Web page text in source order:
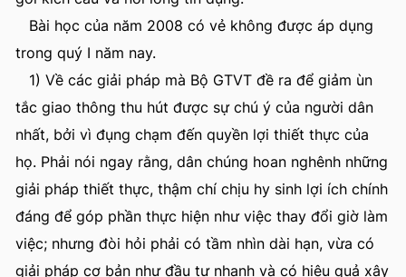
Bài học của năm 2008 có vẻ không được áp dụng
trong quý I năm nay.
1) Về các giải pháp mà Bộ GTVT đề ra để giảm ùn
tắc giao thông thu hút được sự chú ý của người dân
nhất, bởi vì đụng chạm đến quyền lợi thiết thực của
họ. Phải nói ngay rằng, dân chúng hoan nghênh những
giải pháp thiết thực, thậm chí chịu hy sinh lợi ích chính
đáng để góp phần thực hiện như việc thay đổi giờ làm
việc; nhưng đòi hỏi phải có tầm nhìn dài hạn, vừa có
giải pháp cơ bản như đầu tư nhanh và có hiệu quả xây